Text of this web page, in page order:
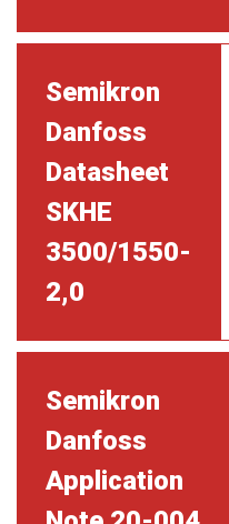
Semikron
Danfoss
Datasheet
SKHE
3500/1550-
2,0
Semikron
Danfoss
Application